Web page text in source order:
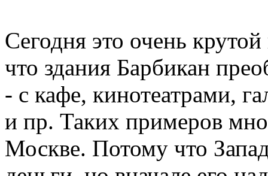
Сегодня это очень
что здания Барбикан
- с кафе, кинотеатрами,
и пр. Таких примеров
Москве. Потому что